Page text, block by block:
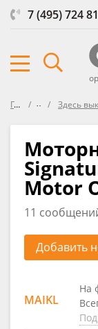
7 (495) 724
Главная ФорумЗдесь выкладываем
Motor
11
Добавить
MAIKL
На